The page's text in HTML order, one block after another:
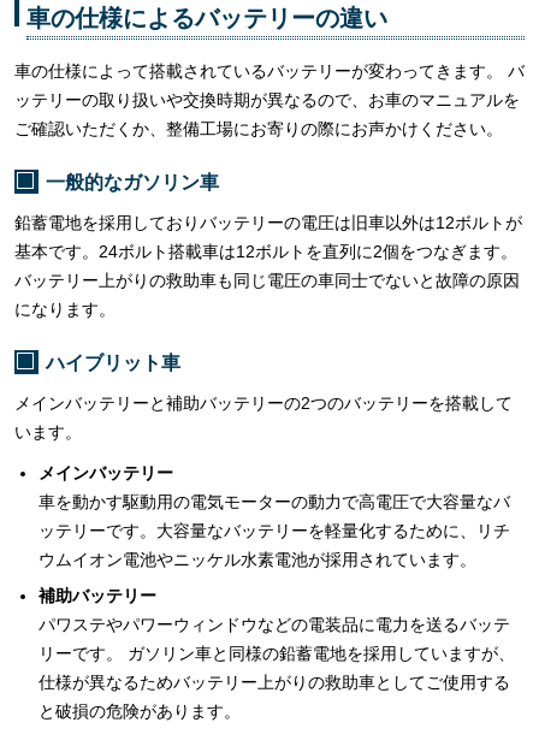
車の仕様によるバッテリーの違い
車の仕様によって搭載されているバッテリーが変わってきます。 バ
ッテリーの取り扱いや交換時期が異なるので、お車のマニュアルを
ご確認いただくか、整備工場にお寄りの際にお声かけください。
一般的なガソリン車
鉛蓄電地を採用しておりバッテリーの電圧は旧車以外は12ボルトが
基本です。24ボルト搭載車は12ボルトを直列に2個をつなぎます。
バッテリー上がりの救助車も同じ電圧の車同士でないと故障の原因
になります。
ハイブリット車
メインバッテリーと補助バッテリーの2つのバッテリーを搭載して
います。
メインバッテリー
車を動かす駆動用の電気モーターの動力で高電圧で大容量なバ
ッテリーです。大容量なバッテリーを軽量化するために、リチ
ウムイオン電池やニッケル水素電池が採用されています。
補助バッテリー
パワステやパワーウィンドウなどの電装品に電力を送るバッテ
リーです。 ガソリン車と同様の鉛蓄電地を採用していますが、
仕様が異なるためバッテリー上がりの救助車としてご使用する
と破損の危険があります。